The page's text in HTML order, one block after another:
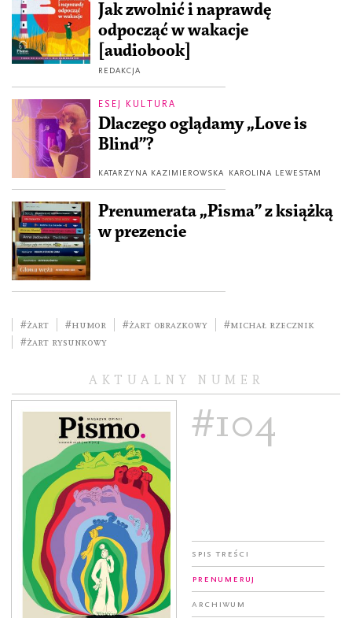
Jak zwolnić i naprawdę
odpocząć w wakacje
[audiobook]
REDAKCJA
ESEJ KULTURA
Dlaczego oglądamy „Love is
Blind”?
KATARZYNA KAZIMIEROWSKA KAROLINA LEWESTAM
Prenumerata „Pisma” z książką
w prezencie
#żart #humor #żart obrazkowy
#Michał Rzecznik
#żart rysunkowy
AKTUALNY NUMER
#104
Spis treści
Prenumeruj
Archiwum